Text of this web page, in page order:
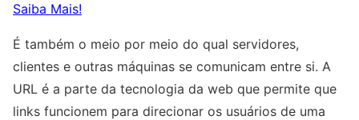
Saiba Mais!
É também o meio por meio do qual servidores,
clientes e outras máquinas se comunicam entre si. A
URL é a parte da tecnologia da web que permite que
links funcionem para direcionar os usuários de uma